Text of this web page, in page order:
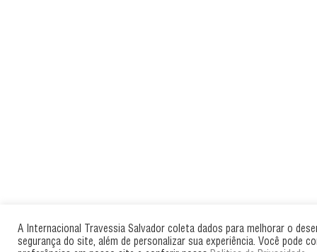
A Internacional Travessia Salvador coleta dados para melhorar o
segurança do site, além de personalizar sua experiência. Você pode